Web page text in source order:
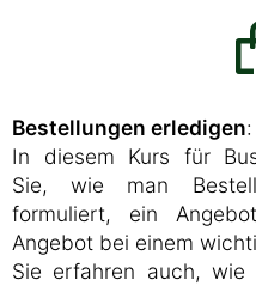
Bestellungen erledigen:
In diesem Kurs für
Sie, wie man
formuliert, ein
Angebot bei einem
Sie erfahren auch,